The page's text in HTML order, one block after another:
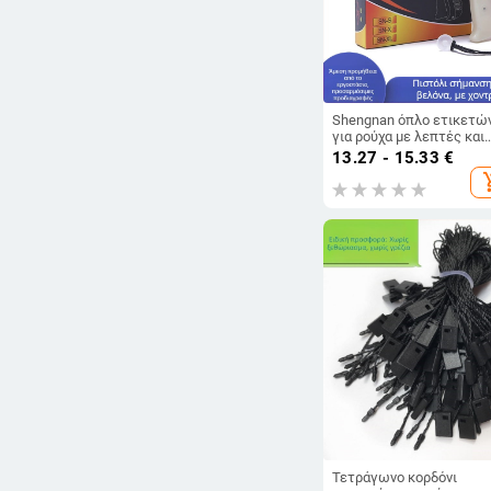
Shengnan όπλο
για ρούχα με λεπτές και
χοντρές βελόνες κόλλας,
μακρύτερο μήκος,
ετικέτας μάρκας
13.27 - 15.33 €
Τετράγωνο κορδόνι